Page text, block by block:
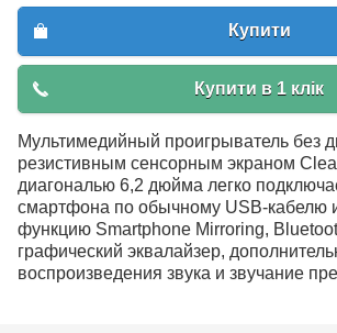
Купити
Купити в 1 клік
Мультимедийный проигрыватель без
резистивным сенсорным экраном
диагональю 6,2 дюйма легко
смартфона по обычному USB-кабелю
функцию Smartphone Mirroring,
графический эквалайзер,
воспроизведения звука и звучание